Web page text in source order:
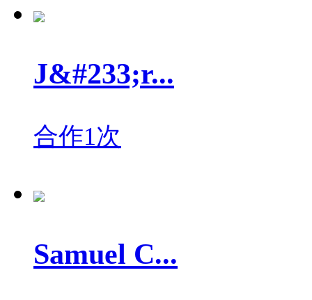
J&#233;r...
合作1次
Samuel C...